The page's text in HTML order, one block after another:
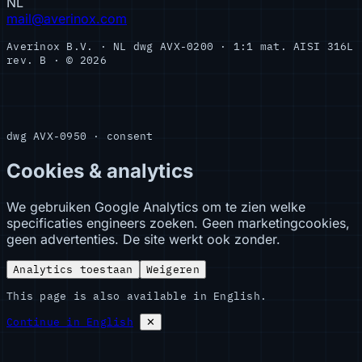
mail@averinox.com
Averinox B.V. · NL dwg AVX-0200 · 1:1 mat. AISI 316L
rev. B · © 2026
dwg AVX-0950 · consent
Cookies & analytics
We gebruiken Google Analytics om te zien welke
specificaties engineers zoeken. Geen marketingcookies,
geen advertenties. De site werkt ook zonder.
Analytics toestaan
Weigeren
This page is also available in English.
Continue in English
✕